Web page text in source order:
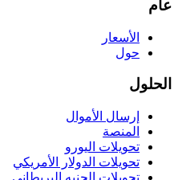
عام
الأسعار
حول
الحلول
إرسال الأموال
المنصة
تحويلات اليورو
تحويلات الدولار الأمريكي
تحويلات الجنيه البريطاني